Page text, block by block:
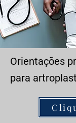
Orientações
para